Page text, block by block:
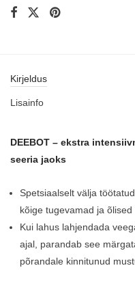
Kirjeldus
Lisainfo
DEEBOT – ekstra
seeria jaoks
Spetsiaalselt välja
kõige tugevamad ja
Kui lahus lahjendada
ajal, parandab see
põrandale kinnitunud